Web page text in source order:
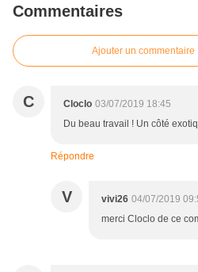
Commentaires
Ajouter un commentaire
C Cloclo 03/07/2019 18:45
Du beau travail ! Un côté
Répondre
V vivi26 04/07/2019
merci Cloclo de ce